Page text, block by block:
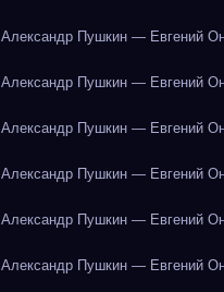
Александр Пушкин — Евгений
Александр Пушкин — Евгений
Александр Пушкин — Евгений
Александр Пушкин — Евгений
Александр Пушкин — Евгений
Александр Пушкин — Евгений